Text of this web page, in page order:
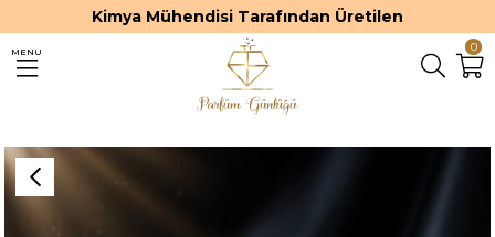
Kimya Mühendisi Tarafından Üretilen
0
MENU